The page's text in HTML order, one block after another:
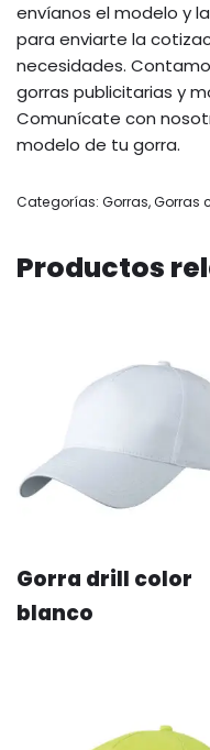
envíanos el modelo y
para enviarte la
necesidades.
gorras publicitarias y
Comunícate con
modelo de tu gorra.
Categorías: Gorras,Gorras
Productos
Gorra drill color
blanco